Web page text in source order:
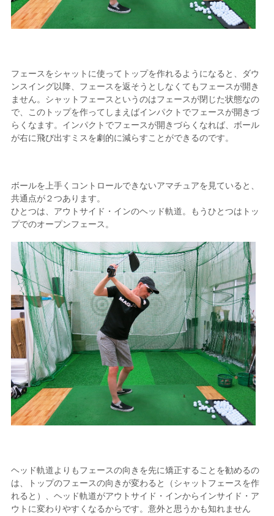
フェースをシャットに使ってトップを作れるようになると、ダウ
ンスイング以降、フェースを返そうとしなくてもフェースが開き
ません。シャットフェースというのはフェースが閉じた状態なの
で、このトップを作ってしまえばインパクトでフェースが開きづ
らくなます。インパクトでフェースが開きづらくなれば、ボール
が右に飛び出すミスを劇的に減らすことができるのです。
ボールを上手くコントロールできないアマチュアを見ていると、
共通点が２つあります。
ひとつは、アウトサイド・インのヘッド軌道。もうひとつはトッ
プでのオープンフェース。
ヘッド軌道よりもフェースの向きを先に矯正することを勧めるの
は、トップのフェースの向きが変わると（シャットフェースを作
れると）、ヘッド軌道がアウトサイド・インからインサイド・ア
ウトに変わりやすくなるからです。意外と思うかも知れません